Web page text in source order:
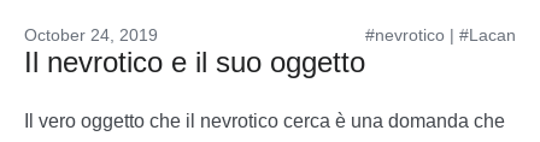
#nevrotico | #Lacan
October 24, 2019
Il nevrotico e il suo oggetto
Il vero oggetto che il nevrotico cerca è una domanda che